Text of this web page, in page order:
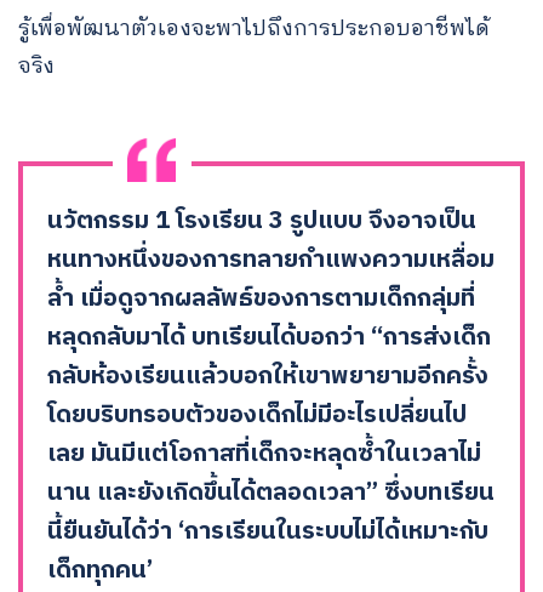
รู้เพื่อพัฒนาตัวเองจะพาไปถึงการประกอบอาชีพได้
จริง
นวัตกรรม 1 โรงเรียน 3 รูปแบบ จึงอาจเป็น
หนทางหนึ่งของการทลายกำแพงความเหลื่อม
ล้ำ เมื่อดูจากผลลัพธ์ของการตามเด็กกลุ่มที่
หลุดกลับมาได้ บทเรียนได้บอกว่า “การส่งเด็ก
กลับห้องเรียนแล้วบอกให้เขาพยายามอีกครั้ง
โดยบริบทรอบตัวของเด็กไม่มีอะไรเปลี่ยนไป
เลย มันมีแต่โอกาสที่เด็กจะหลุดซ้ำในเวลาไม่
นาน และยังเกิดขึ้นได้ตลอดเวลา” ซึ่งบทเรียน
นี้ยืนยันได้ว่า ‘การเรียนในระบบไม่ได้เหมาะกับ
เด็กทุกคน’